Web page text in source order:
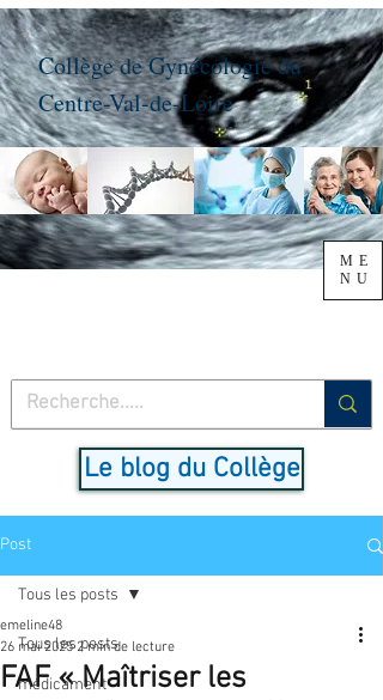
Le blog du Collège
ME
NU
Collège de Gynécologie du
Centre-Val-de-Loire
Post
Tous les posts
médicament
Tous les posts
FAF « Maîtriser les
emeline48
26 mai 2025 2 min de lecture